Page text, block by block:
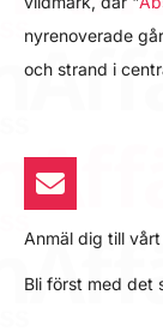
nyrenoverade
och strand i
Anmäl dig till
Bli först med det